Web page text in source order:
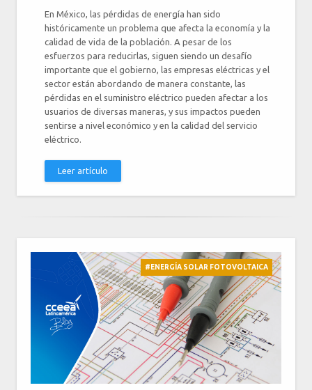
En México, las pérdidas de energía han sido
históricamente un problema que afecta la economía y la
calidad de vida de la población. A pesar de los
esfuerzos para reducirlas, siguen siendo un desafío
importante que el gobierno, las empresas eléctricas y el
sector están abordando de manera constante, las
pérdidas en el suministro eléctrico pueden afectar a los
usuarios de diversas maneras, y sus impactos pueden
sentirse a nivel económico y en la calidad del servicio
eléctrico.
Leer artículo
#ENERGÍA SOLAR FOTOVOLTAICA